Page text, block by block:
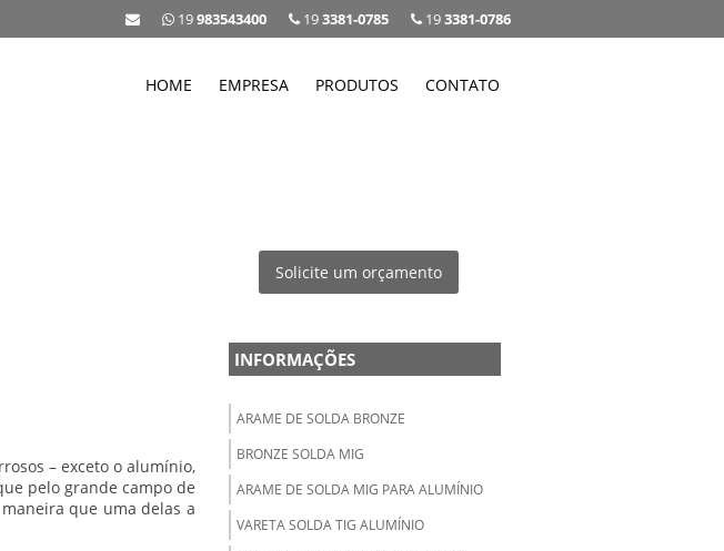
193381-0786
193381-0785
19983543400
HOME EMPRESA PRODUTOS CONTATO
– exceto o alumínio,
pelo grande campo de
que uma delas a
Solicite um orçamento
INFORMAÇÕES
ARAME DE SOLDA BRONZE
BRONZE SOLDA MIG
ARAME DE SOLDA MIG PARA ALUMÍNIO
VARETA SOLDA TIG ALUMÍNIO